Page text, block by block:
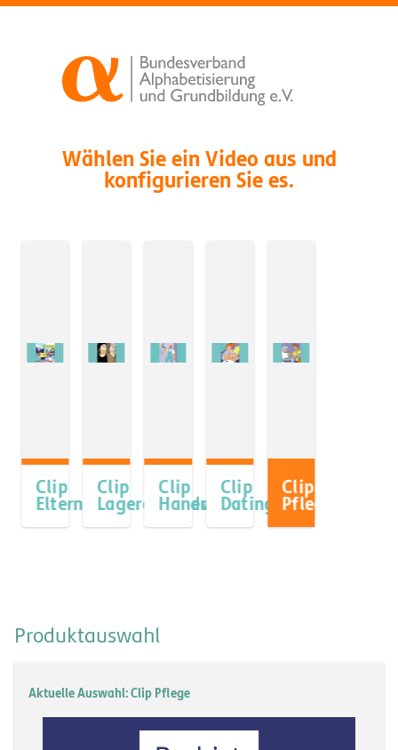
Wählen Sie ein Video aus und
konfigurieren Sie es.
Clip
Eltern
Clip
Lagerarbeiter
Clip
Handwerk
Clip
Dating
Clip
Pflege
Produktauswahl
Aktuelle Auswahl: Clip Pflege